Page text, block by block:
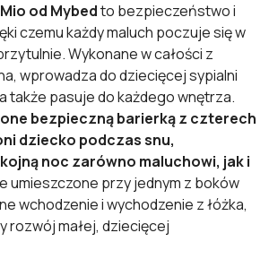
od Mybedto bezpieczeństwo i
czemu każdy maluch poczuje się w
Wykonane w całości z
wprowadza do dziecięcej sypialni
także pasuje do każdego wnętrza.
bezpieczną barierką z czterech
dziecko podczas snu,
noc zarówno maluchowi, jak i
umieszczone przy jednym z boków
wchodzenie i wychodzenie z łóżka,
rozwój małej, dziecięcej